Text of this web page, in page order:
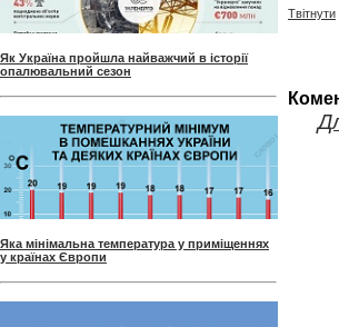
Як Україна пройшла найважчий в історії
опалювальний сезон
Яка мінімальна температура у приміщеннях
у країнах Європи
Твітнути